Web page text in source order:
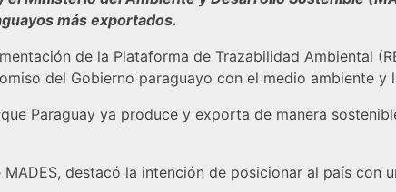
más exportados.
de la Plataforma de Trazabilidad Ambiental
del Gobierno paraguayo con el medio ambiente
Paraguay ya produce y exporta de manera
destacó la intención de posicionar al país